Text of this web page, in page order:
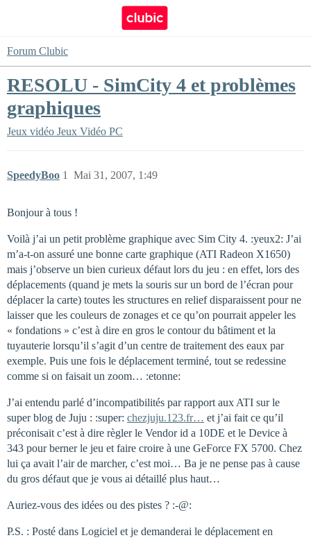
Forum Clubic
RESOLU - SimCity 4 et problèmes
graphiques
Jeux vidéo Jeux Vidéo PC
SpeedyBoo Mai 31, 2007, 1:49
1
Bonjour à tous !
Voilà j’ai un petit problème graphique avec Sim City 4. :yeux2: J’ai
m’a-t-on assuré une bonne carte graphique (ATI Radeon X1650)
mais j’observe un bien curieux défaut lors du jeu : en effet, lors des
déplacements (quand je mets la souris sur un bord de l’écran pour
déplacer la carte) toutes les structures en relief disparaissent pour ne
laisser que les couleurs de zonages et ce qu’on pourrait appeler les
« fondations » c’est à dire en gros le contour du bâtiment et la
tuyauterie lorsqu’il s’agit d’un centre de traitement des eaux par
exemple. Puis une fois le déplacement terminé, tout se redessine
comme si on faisait un zoom… :etonne:
J’ai entendu parlé d’incompatibilités par rapport aux ATI sur le
super blog de Juju : :super: chezjuju.123.fr… et j’ai fait ce qu’il
préconisait c’est à dire règler le Vendor id a 10DE et le Device à
343 pour berner le jeu et faire croire à une GeForce FX 5700. Chez
lui ça avait l’air de marcher, c’est moi… Ba je ne pense pas à cause
du gros défaut que je vous ai détaillé plus haut…
Auriez-vous des idées ou des pistes ? :-@:
P.S. : Posté dans Logiciel et je demanderai le déplacement en